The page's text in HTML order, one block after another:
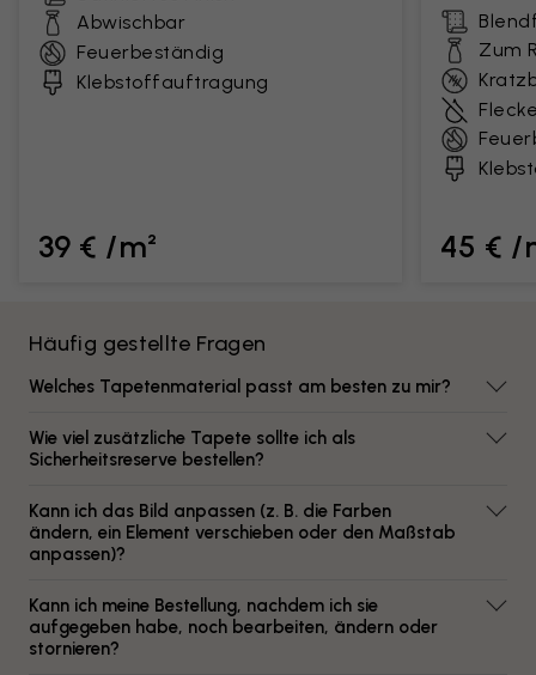
Abwischbar
Feuerbeständig
Klebstoffauftragung
39 € /m²
Zum
45 € /
Häufig gestellte Fragen
Welches Tapetenmaterial passt am besten zu mir?
Wie viel zusätzliche Tapete sollte ich als
Sicherheitsreserve bestellen?
Kann ich das Bild anpassen (z. B. die Farben
ändern, ein Element verschieben oder den Maßstab
anpassen)?
Kann ich meine Bestellung, nachdem ich sie
aufgegeben habe, noch bearbeiten, ändern oder
stornieren?